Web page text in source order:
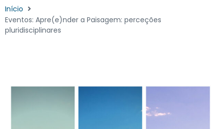
Início
Eventos: Apre(e)nder a Paisagem: perceções
pluridisciplinares